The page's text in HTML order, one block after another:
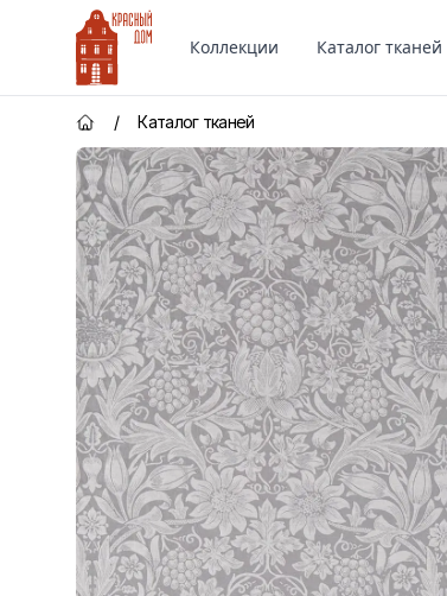
Красный Дом
Коллекции Каталог тканей
Главная страница
/ Каталог тканей